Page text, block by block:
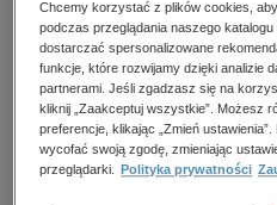
Kategorie
Zobacz wszystkie E-prasa
budownictwo,
biznesowe, branżowe,
Strona główna Andrzej
Andrzej Ferenc
Chcemy korzystać z plików cookies,
podczas przeglądania naszego
dostarczać spersonalizowane
funkcje, które rozwijamy dzięki analizie
partnerami. Jeśli zgadzasz się na
kliknij „Zaakceptuj wszystkie”. Możesz
preferencje, klikając „Zmień
wycofać swoją zgodę, zmieniając
przeglądarki.
Polityka prywatności